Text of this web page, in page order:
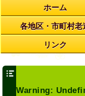
ホーム
各地区・市町村老
リンク
Warning: